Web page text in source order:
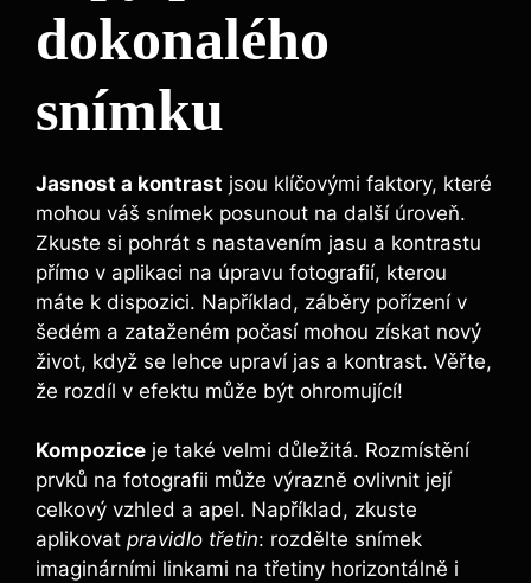
dokonalého
snímku
Jasnost a kontrast jsou klíčovými faktory, které
mohou váš snímek posunout na další úroveň.
Zkuste si pohrát s nastavením jasu a kontrastu
přímo v aplikaci na úpravu fotografií, kterou
máte k dispozici. Například, záběry pořízení v
šedém a zataženém počasí mohou získat nový
život, když se lehce upraví jas a kontrast. Věřte,
že rozdíl v efektu může být ohromující!
Kompozice je také velmi důležitá. Rozmístění
prvků na fotografii může výrazně ovlivnit její
celkový vzhled a apel. Například, zkuste
aplikovat pravidlo třetin: rozdělte snímek
imaginárními linkami na třetiny horizontálně i